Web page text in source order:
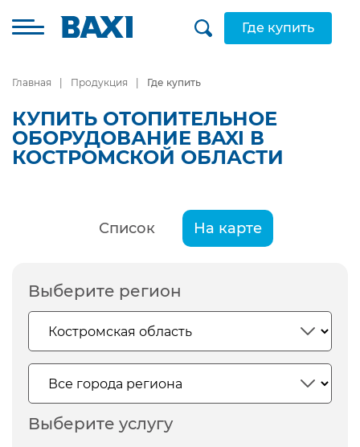
Где купить
Главная Продукция Где купить
КУПИТЬ ОТОПИТЕЛЬНОЕ
ОБОРУДОВАНИЕ BAXI В
КОСТРОМСКОЙ ОБЛАСТИ
Список На карте
Выберите регион
Выберите услугу